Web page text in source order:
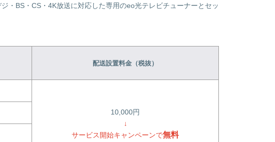
・BS・CS・4K放送に対応した専用のeo光テレビチューナーとセッ
配送設置料金（税抜）
10,000円
↓
サービス開始キャンペーンで無料